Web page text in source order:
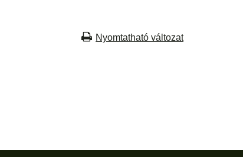
Nyomtatható változat